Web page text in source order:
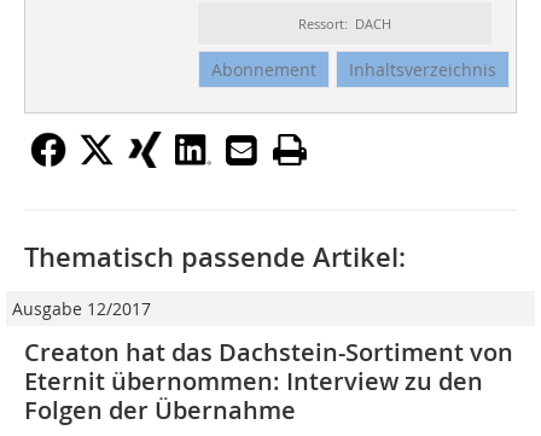
Ressort: DACH
Abonnement Inhaltsverzeichnis
Thematisch passende Artikel:
Ausgabe 12/2017
Creaton hat das Dachstein-Sortiment von
Eternit übernommen: Interview zu den
Folgen der Übernahme